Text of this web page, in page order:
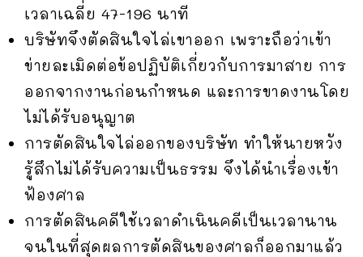
เวลาเฉลี่ย 47-196 นาที
บริษัทจึงตัดสินใจไล่เขาออก เพราะถือว่าเข้า
ข่ายละเมิดต่อข้อปฏิบัติเกี่ยวกับการมาสาย การ
ออกจากงานก่อนกำหนด และการขาดงานโดย
ไม่ได้รับอนุญาต
การตัดสินใจไล่ออกของบริษัท ทำให้นายหวัง
รู้สึกไม่ได้รับความเป็นธรรม จึงได้นำเรื่องเข้า
ฟ้องศาล
การตัดสินคดีใช้เวลาดำเนินคดีเป็นเวลานาน
จนในที่สุดผลการตัดสินของศาลก็ออกมาแล้ว